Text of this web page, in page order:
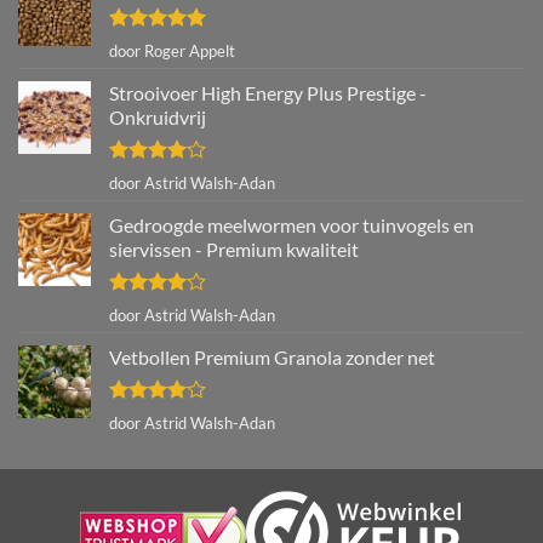
Gewaardeerd
uit 5
door Roger Appelt
Strooivoer High Energy Plus Prestige -
Onkruidvrij
Gewaardeerd
door Astrid Walsh-Adan
Gedroogde meelwormen voor tuinvogels en
siervissen - Premium kwaliteit
Gewaardeerd
door Astrid Walsh-Adan
Vetbollen Premium Granola zonder net
Gewaardeerd
door Astrid Walsh-Adan